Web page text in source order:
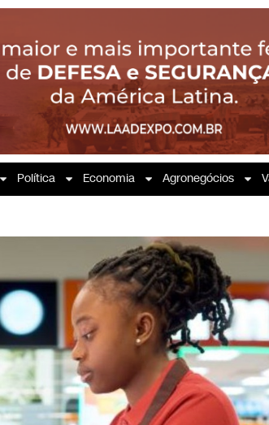
Política Economia Agronegócios